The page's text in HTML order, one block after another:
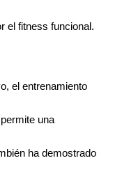
el fitness funcional.
el entrenamiento
una
ha demostrado